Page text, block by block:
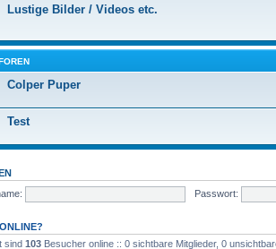
Lustige Bilder / Videos etc.
Colper Puper
Test
Passwort:
sind 103 Besucher online :: 0 sichtbare Mitglieder, 0